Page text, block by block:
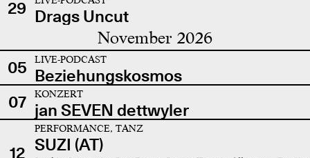
29 Drags Uncut
November 2026
05 LIVE-PODCAST
Beziehungskosmos
07
KONZERT
jan SEVEN dettwyler
12
PERFORMANCE, TANZ
SUZI (AT)